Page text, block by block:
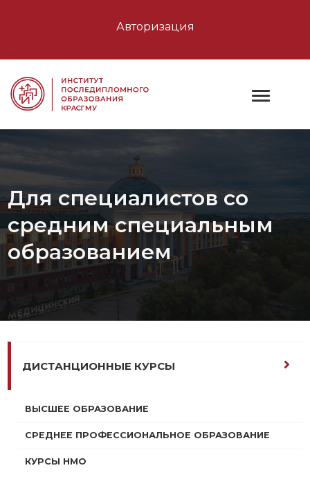
Авторизация
Для специалистов со
средним специальным
образованием
ДИСТАНЦИОННЫЕ КУРСЫ
ВЫСШЕЕ ОБРАЗОВАНИЕ
СРЕДНЕЕ ПРОФЕССИОНАЛЬНОЕ ОБРАЗОВАНИЕ
КУРСЫ НМО